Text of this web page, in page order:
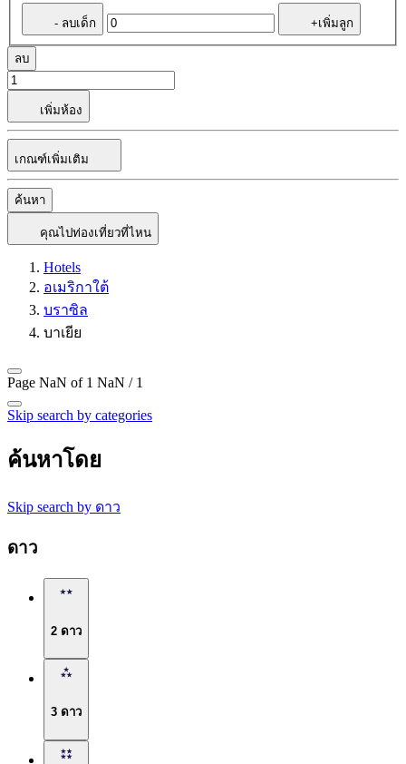
- ลบเด็ก +เพิ่มลูก
ลบ
เพิ่มห้อง
เกณฑ์เพิ่มเติม
ค้นหา
คุณไปท่องเที่ยวที่ไหน
Hotels
อเมริกาใต้
บราซิล
บาเยีย
Page NaN of 1 NaN / 1
Skip search by categories
ค้นหาโดย
Skip search by ดาว
ดาว
2 ดาว
3 ดาว